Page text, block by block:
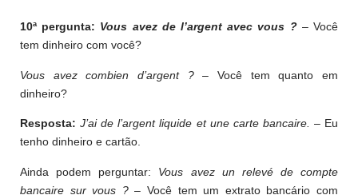
10ª pergunta: Vous avez de l’argent avec vous ? – Você
tem dinheiro com você?
Vous avez combien d’argent ?– Você tem quanto em
dinheiro?
Resposta: J’ai de l’argent liquide et une carte bancaire. – Eu
tenho dinheiro e cartão.
Ainda podem perguntar: Vous avez un relevé de compte
bancaire sur vous ?– Você tem um extrato bancário com